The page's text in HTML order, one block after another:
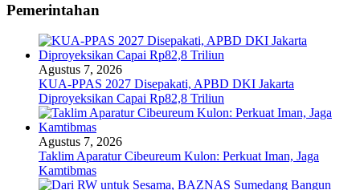
Pemerintahan
Agustus 7, 2026
KUA-PPAS 2027 Disepakati, APBD DKI Jakarta
Diproyeksikan Capai Rp82,8 Triliun
Agustus 7, 2026
Taklim Aparatur Cibeureum Kulon: Perkuat Iman, Jaga
Kamtibmas